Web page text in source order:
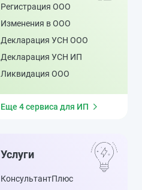
Регистрация ООО
Изменения в ООО
Декларация УСН ООО
Декларация УСН ИП
Ликвидация ООО
Еще 4 сервиса для ИП
Услуги
КонсультантПлюс